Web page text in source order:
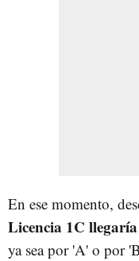
En ese momento,
Licencia 1C
ya sea por 'A' o por